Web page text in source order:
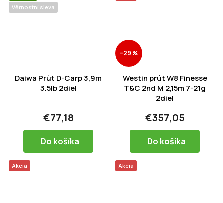
Věrnostní sleva
Daiwa Prút D-Carp 3,9m
3.5lb 2diel
€77,18
Do košíka
–29 %
Westin prút W8 Finesse
T&C 2nd M 2,15m 7-21g
2diel
€357,05
Do košíka
Akcia Akcia